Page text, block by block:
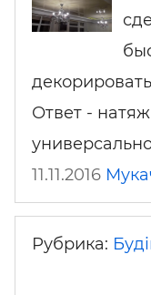
Ответ -
11.11.2016
Рубрика: